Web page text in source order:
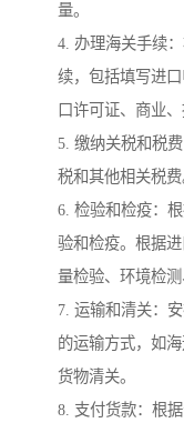
量。
4. 办理海关手续
续，包括填写进
口许可证、商业、
5. 缴纳关税和税
税和其他相关税费
6. 检验和检疫：
验和检疫。根据
量检验、环境检测
7. 运输和清关：
的运输方式，如
货物清关。
8. 支付货款：根